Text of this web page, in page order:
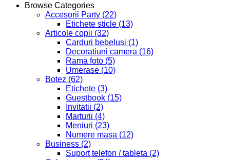
Browse Categories
Accesorii Party (22)
Etichete sticle (13)
Articole copii (32)
Carduri bebelusi (1)
Decoratiuni camera (16)
Rama foto (5)
Umerase (10)
Botez (62)
Etichete (3)
Guestbook (15)
Invitatii (2)
Marturii (4)
Meniuri (23)
Numere masa (12)
Business (2)
Suport telefon / tableta (2)